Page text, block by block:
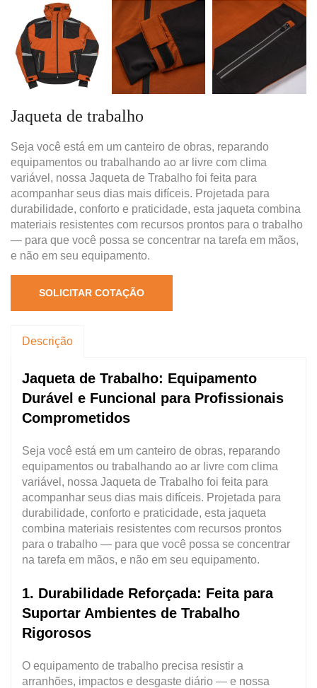
Jaqueta de trabalho
Seja você está em um canteiro de obras, reparando
equipamentos ou trabalhando ao ar livre com clima
variável, nossa Jaqueta de Trabalho foi feita para
acompanhar seus dias mais difíceis. Projetada para
durabilidade, conforto e praticidade, esta jaqueta combina
materiais resistentes com recursos prontos para o trabalho
— para que você possa se concentrar na tarefa em mãos,
e não em seu equipamento.
SOLICITAR COTAÇÃO
Descrição
Jaqueta de Trabalho: Equipamento
Durável e Funcional para Profissionais
Comprometidos
Seja você está em um canteiro de obras, reparando
equipamentos ou trabalhando ao ar livre com clima
variável, nossa Jaqueta de Trabalho foi feita para
acompanhar seus dias mais difíceis. Projetada para
durabilidade, conforto e praticidade, esta jaqueta
combina materiais resistentes com recursos prontos
para o trabalho — para que você possa se concentrar
na tarefa em mãos, e não em seu equipamento.
1. Durabilidade Reforçada: Feita para
Suportar Ambientes de Trabalho
Rigorosos
O equipamento de trabalho precisa resistir a
arranhões, impactos e desgaste diário — e nossa